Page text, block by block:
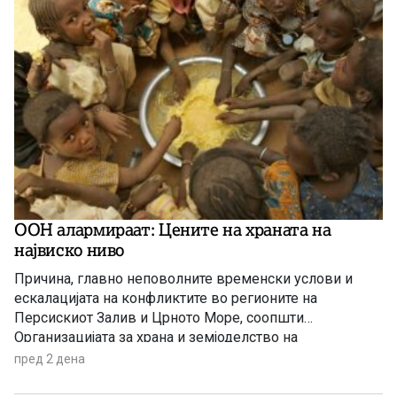
ООН алармираат: Цените на храната на
највиско ниво
Причина, главно неповолните временски услови и
ескалацијата на конфликтите во регионите на
Персискиот Залив и Црното Море, соопшти
Организацијата за храна и земјоделство на
Обединетите нации (ФАО).
пред 2 дена